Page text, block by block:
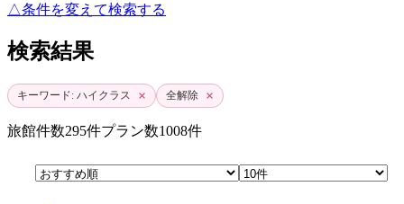
△条件を変えて検索する
検索結果
キーワード: ハイクラス × 全解除 ×
旅館件数295件プラン数1008件